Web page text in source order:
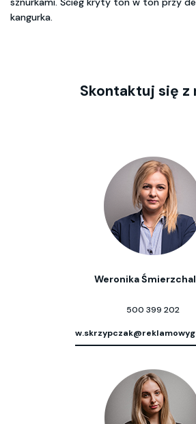
kangurka.
Skontaktuj się z
Weronika
500 399 202